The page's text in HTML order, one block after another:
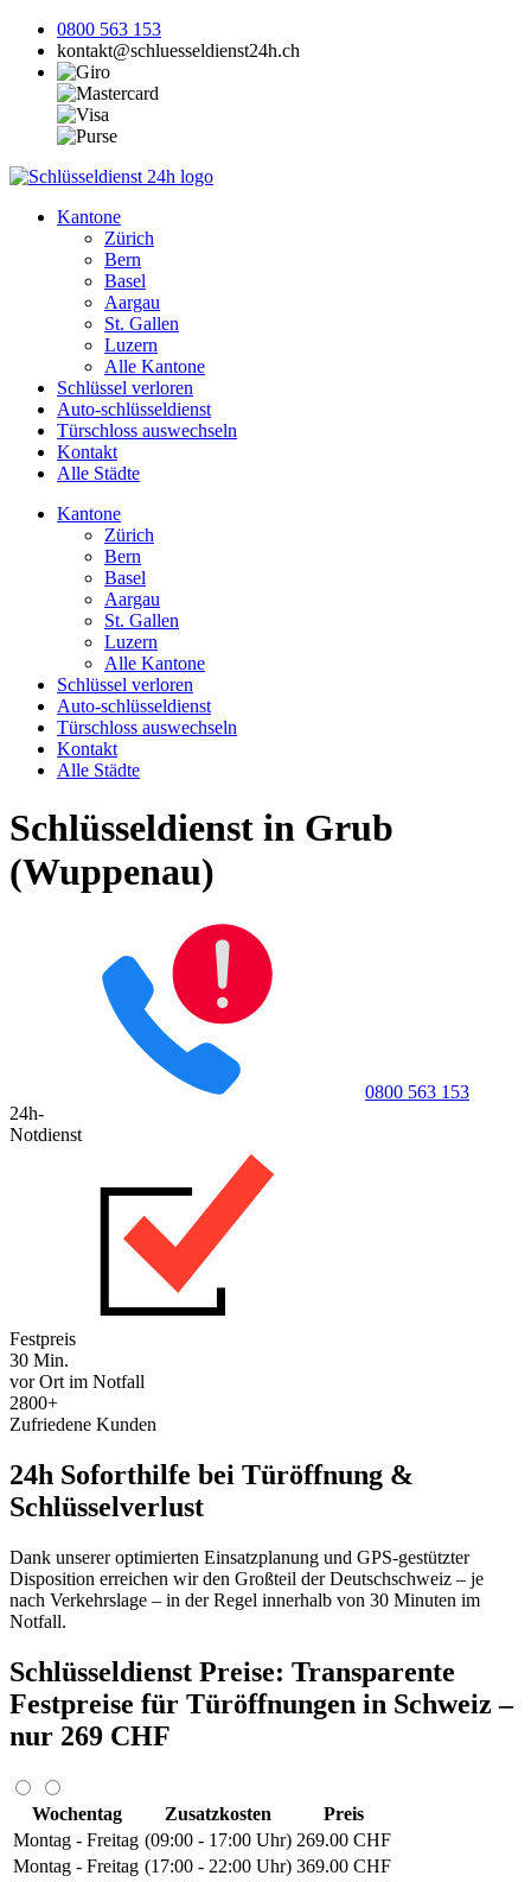
0800 563 153
kontakt@schluesseldienst24h.ch
Kantone
Zürich
Bern
Basel
Aargau
St. Gallen
Luzern
Alle Kantone
Schlüssel verloren
Auto-schlüsseldienst
Türschloss auswechseln
Kontakt
Alle Städte
Kantone
Zürich
Bern
Basel
Aargau
St. Gallen
Luzern
Alle Kantone
Schlüssel verloren
Auto-schlüsseldienst
Türschloss auswechseln
Kontakt
Alle Städte
Schlüsseldienst in Grub
(Wuppenau)
0800 563 153
24h-
Notdienst
Festpreis
30 Min.
vor Ort im Notfall
2800+
Zufriedene Kunden
24h Soforthilfe bei Türöffnung &
Schlüsselverlust
Dank unserer optimierten Einsatzplanung und GPS-gestützter
Disposition erreichen wir den Großteil der Deutschschweiz – je
nach Verkehrslage – in der Regel innerhalb von 30 Minuten im
Notfall.
Schlüsseldienst Preise: Transparente
Festpreise für Türöffnungen in Schweiz –
nur 269 CHF
Wochentag Zusatzkosten
Preis
Montag - Freitag (09:00 - 17:00 Uhr) 269.00 CHF
Montag - Freitag (17:00 - 22:00 Uhr) 369.00 CHF